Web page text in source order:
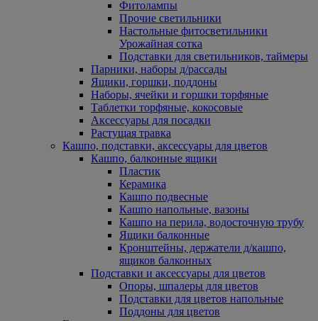
Фитолампы
Прочие светильники
Настольные фитосветильники
Урожайная сотка
Подставки для светильников, таймеры
Парники, наборы д/рассады
Ящики, горшки, поддоны
Наборы, ячейки и горшки торфяные
Таблетки торфяные, кокосовые
Аксессуары для посадки
Растущая травка
Кашпо, подставки, аксессуары для цветов
Кашпо, балконные ящики
Пластик
Керамика
Кашпо подвесные
Кашпо напольные, вазоны
Кашпо на перила, водосточную трубу
Ящики балконные
Кронштейны, держатели д/кашпо,
ящиков балконных
Подставки и аксессуары для цветов
Опоры, шпалеры для цветов
Подставки для цветов напольные
Поддоны для цветов